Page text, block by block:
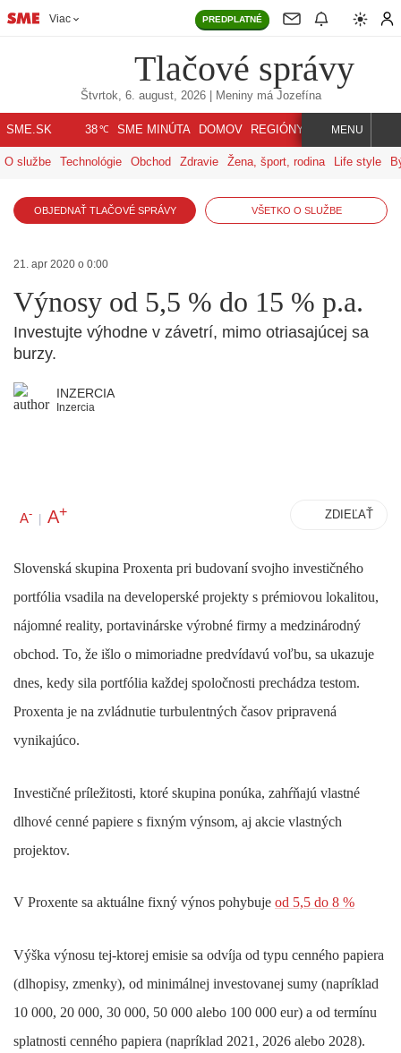
Viac PREDPLATNÉ
Tlačové správy
Štvrtok, 6. august, 2026| Meniny má Jozefína
SME.SK 38℃ SME MINÚTA DOMOV REGIÓNY INDEX SVET
MENU
O službe Technológie Obchod Zdravie Žena, šport, rodina Life style
OBJEDNAŤ TLAČOVÉ SPRÁVY VŠETKO O SLUŽBE
21. apr 2020 o 0:00
Výnosy od 5,5 % do 15 % p.a.
Investujte výhodne v závetrí, mimo otriasajúcej sa
burzy.
INZERCIA
Inzercia
A- | A+ ZDIEĽAŤ
Slovenská skupina Proxenta pri budovaní svojho investičného
portfólia vsadila na developerské projekty s prémiovou lokalitou,
nájomné reality, portavinárske výrobné firmy a medzinárodný
obchod. To, že išlo o mimoriadne predvídavú voľbu, sa ukazuje
dnes, kedy sila portfólia každej spoločnosti prechádza testom.
Proxenta je na zvládnutie turbulentných časov pripravená
vynikajúco.
Investičné príležitosti, ktoré skupina ponúka, zahŕňajú vlastné
dlhové cenné papiere s fixným výnsom, aj akcie vlastných
projektov.
V Proxente sa aktuálne fixný výnos pohybuje od 5,5 do 8 %
Výška výnosu tej-ktorej emisie sa odvíja od typu cenného papiera
(dlhopisy, zmenky), od minimálnej investovanej sumy (napríklad
10 000, 20 000, 30 000, 50 000 alebo 100 000 eur) a od termínu
splatnosti cenného papiera (napríklad 2021, 2026 alebo 2028).